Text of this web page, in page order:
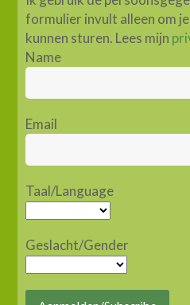
formulier invult alleen om
kunnen sturen. Lees mijn
Name
Email
Taal/Language
Geslacht/Gender